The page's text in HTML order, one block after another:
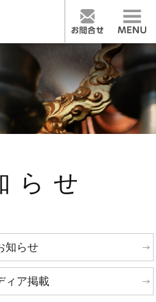
らせ
知らせ
ィア掲載